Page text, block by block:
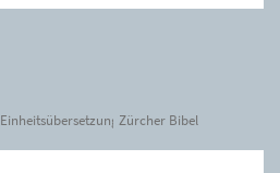
Einheitsübersetzung Zürcher Bibel